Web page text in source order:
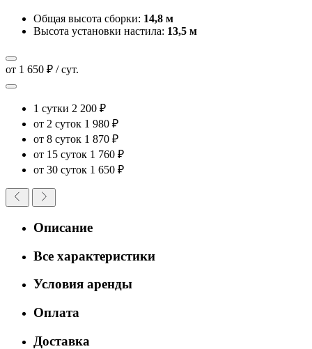
Общая высота сборки: 14,8 м
Высота установки настила: 13,5 м
от 1 650 ₽ / сут.
1 сутки 2 200 ₽
от 2 суток 1 980 ₽
от 8 суток 1 870 ₽
от 15 суток 1 760 ₽
от 30 суток 1 650 ₽
Описание
Все характеристики
Условия аренды
Оплата
Доставка